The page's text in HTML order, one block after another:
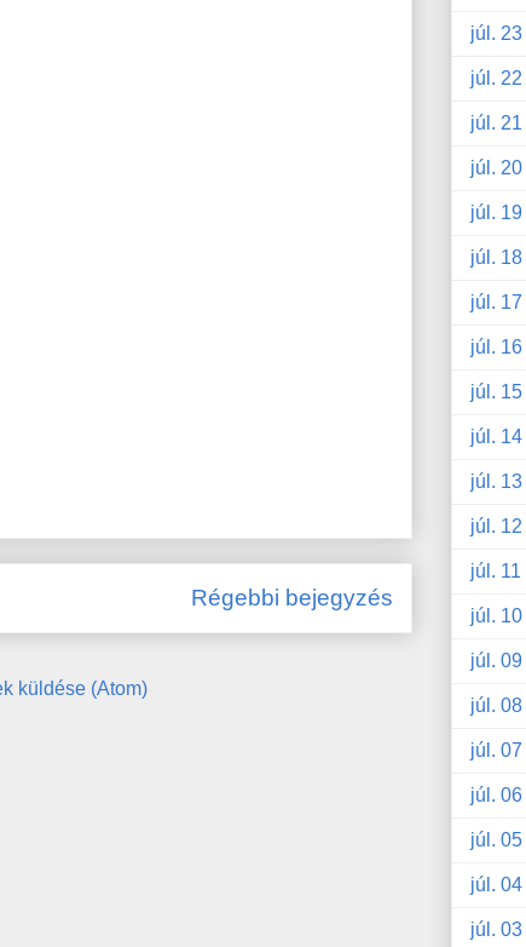
Régebbi bejegyzés
küldése (Atom)
júl. 23
júl. 22
júl. 21
júl. 20
júl. 19
júl. 18
júl. 17
júl. 16
júl. 15
júl. 14
júl. 13
júl. 12
júl. 11
júl. 10
júl. 09
júl. 08
júl. 07
júl. 06
júl. 05
júl. 04
júl. 03